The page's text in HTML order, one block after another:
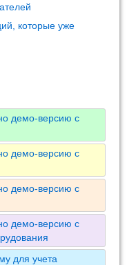
которые уже
демо-версию с
демо-версию с
демо-версию с
демо-версию с
для учета